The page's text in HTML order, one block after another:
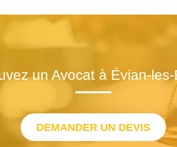
un Avocat à Évian-
DEMANDER UN DEVIS